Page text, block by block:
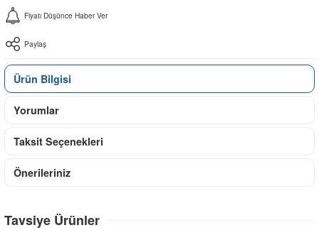
Fiyatı Düşünce Haber Ver
Paylaş
Ürün Bilgisi
Yorumlar
Taksit Seçenekleri
Önerileriniz
Tavsiye Ürünler